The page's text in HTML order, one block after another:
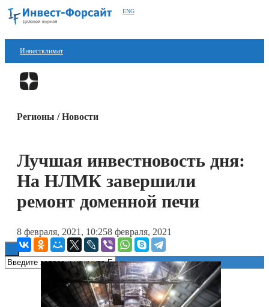
ENG
Инвестклимат
Финансы
Технологии
Регионы / Новости
Лучшая инвестновость дня:
На НЛМК завершили
ремонт доменной печи
8 февраля, 2021, 10:258 февраля, 2021